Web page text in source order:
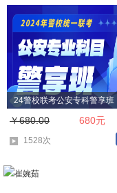
24警校联考公安专科警享班
￥680.00 680元
1528次